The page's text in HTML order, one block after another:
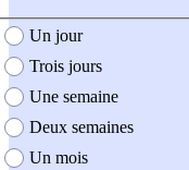
création de l'offre
Un jour
Trois jours
Une semaine
Deux semaines
Un mois